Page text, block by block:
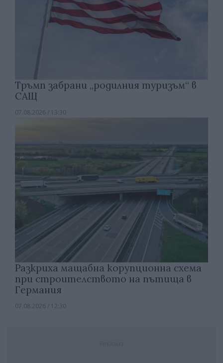
Тръмп забрани „родилния туризъм“ в
САЩ
07.08.2026 / 13:30
Разкриха мащабна корупционна схема
при строителството на пътища в
Германия
07.08.2026 / 12:30